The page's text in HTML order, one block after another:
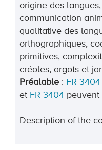
origine des
communication
qualitative des
orthographiques,
primitives,
créoles, argots et
Préalable : FR 3404
et FR 3404 peuvent
Description of the